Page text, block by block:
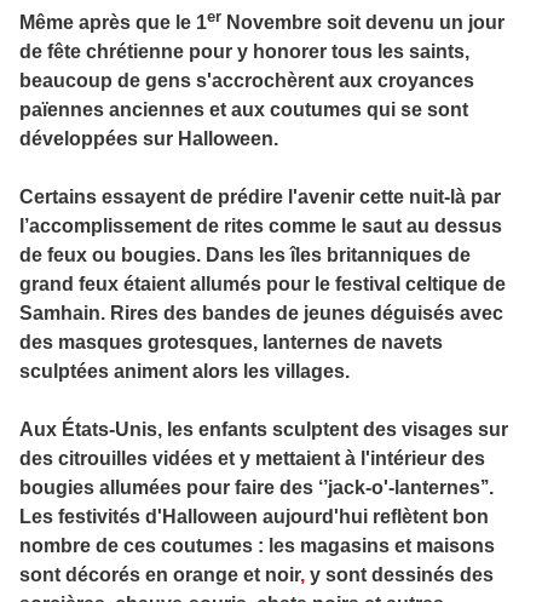
Même après que le 1er Novembre soit devenu un jour
de fête chrétienne pour y honorer tous les saints,
beaucoup de gens s'accrochèrent aux croyances
païennes anciennes et aux coutumes qui se sont
développées sur Halloween.
Certains essayent de prédire l'avenir cette nuit-là par
l’accomplissement de rites comme le saut au dessus
de feux ou bougies. Dans les îles britanniques de
grand feux étaient allumés pour le festival celtique de
Samhain. Rires des bandes de jeunes déguisés avec
des masques grotesques, lanternes de navets
sculptées animent alors les villages.
Aux États-Unis, les enfants sculptent des visages sur
des citrouilles vidées et y mettaient à l'intérieur des
bougies allumées pour faire des ‘’jack-o'-lanternes’’.
Les festivités d'Halloween aujourd'hui reflètent bon
nombre de ces coutumes : les magasins et maisons
sont décorés en orange et noir, y sont dessinés des